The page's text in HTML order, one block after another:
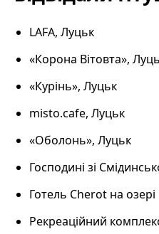
LAFA, Луцьк
«Корона Вітовта»,
«Курінь», Луцьк
misto.cafe, Луцьк
«Оболонь», Луцьк
Господині зі
Готель Cherot на
Рекреаційний